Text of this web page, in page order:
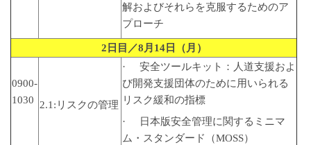
解およびそれらを克服するためのア
プローチ
2 日目／8 月 14日（月）
0900-
1030
2.1:リスクの管理
· 安全ツールキット：人道支援およ
び開発支援団体のために用いられる
リスク緩和の指標
· 日本版安全管理に関するミニマ
ム・スタンダード（MOSS）